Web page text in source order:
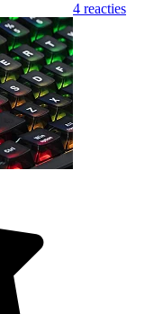
4 reacties